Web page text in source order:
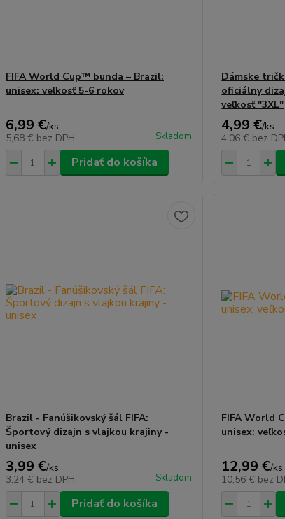
FIFA World Cup™ bunda – Brazil:
unisex: veľkosť 5-6 rokov
6,99 €/ks
5,68 € bez DPH Skladom
Pridať do košíka
Dámske
oficiálny
veľkosť "3XL"
4,99 €/ks
4,06 € bez
Brazil - Fanúšikovský šál FIFA:
Športový dizajn s vlajkou krajiny -
unisex
3,99 €/ks
3,24 € bez DPH Skladom
Pridať do košíka
FIFA World
unisex:
12,99 €/ks
10,56 € bez